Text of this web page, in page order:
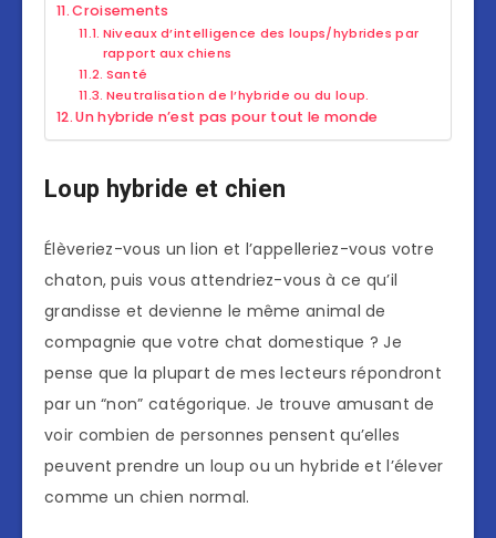
Croisements
Niveaux d’intelligence des loups/hybrides par
rapport aux chiens
Santé
Neutralisation de l’hybride ou du loup.
Un hybride n’est pas pour tout le monde
Loup hybride et chien
Élèveriez-vous un lion et l’appelleriez-vous votre
chaton, puis vous attendriez-vous à ce qu’il
grandisse et devienne le même animal de
compagnie que votre chat domestique ? Je
pense que la plupart de mes lecteurs répondront
par un “non” catégorique. Je trouve amusant de
voir combien de personnes pensent qu’elles
peuvent prendre un loup ou un hybride et l’élever
comme un chien normal.